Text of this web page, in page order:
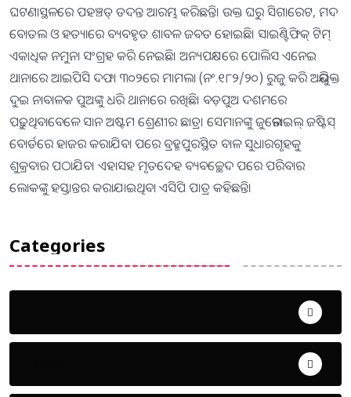
ଘଟଣାସ୍ଥଳରେ ପହଞ୍ଚତ୍ ତଦନ୍ତ ଆରମ୍ଭ କରିଛନ୍ତି। ଉକ୍ତ ଘରୁ ସିଗାରେଟ, ମଦ
ବୋତଲ ଓ ହତ୍ୟାରେ ବ୍ୟବହୃତ ଶାବଳ ଜବତ ହୋଇଛି। ସାଇଣ୍ଟିଫିକ୍‌ ଟିମ୍‌
ଏକାଧିକ ନମୁନା ସଂଗ୍ରହ କରି ନେଇଛି। ଅନ୍ୟପକ୍ଷରେ ପୋଲିସ ଏନେଇ
ଥାନାରେ ଆଇପିସି ଦଫା ୩୦୨ରେ ମାମଲା (ନଂ.୧୮୨/୨୦) ରୁଜୁ କରି ଅଭିଯୁକ୍ତ
ଦୁଇ ନାବାଳକ ପୁଅଙ୍କୁ ଧରି ଥାନାରେ ରଖିଛି। ବଡ଼ପୁଅ ଦଶମରେ
ପଢ଼ୁଥିବାବେଳେ ସାନ ଅଷ୍ଟମ ଶ୍ରେଣୀର ଛାତ୍ର। ସେମାନଙ୍କୁ ଜୁଭେନାଇଲ୍‌ ଜଷ୍ଟିସ୍‌
ବୋର୍ଡରେ ହାଜର କରାଯିବା ପରେ ବ୍ରହ୍ମପୁରସ୍ଥିତ ବାଳ ସୁଧାରଗୃହକୁ
ଶୁକ୍ରବାର ପଠାଯିବ। ଏହାସହ ମୃତଦେହ ବ୍ୟବଚ୍ଛେଦ ପରେ ପରିବାର
ଲୋକଙ୍କୁ ହସ୍ତାନ୍ତର କରାଯାଇଥିବା ଏସିପି ପାତ୍ର କହିଛନ୍ତି।
Categories